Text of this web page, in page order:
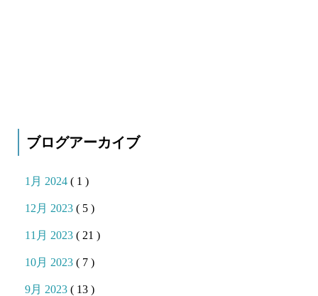
ブログアーカイブ
1月 2024( 1 )
12月 2023( 5 )
11月 2023( 21 )
10月 2023( 7 )
9月 2023( 13 )